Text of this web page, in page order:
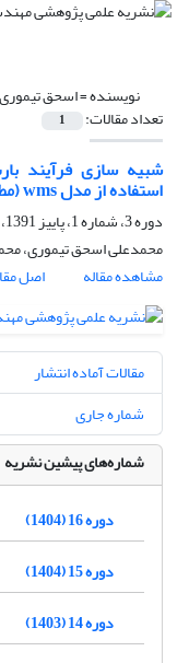
نویسنده =اسحق
تعداد مقالات: 1
شبیه سازی فرآیند
استفاده از مدل wms (مطالعه موردی؛ حوزه آبخیز چالوس)
دوره 3، شماره 1، پاییز 1391، صفحه
محمدعلی اسحق تیموری،
مشاهده مقاله
اصل
مقالات آماده انتشار
شماره جاری
شماره‌های پیشین نشریه
دوره 16 (1404)
دوره 15 (1404)
دوره 14 (1403)